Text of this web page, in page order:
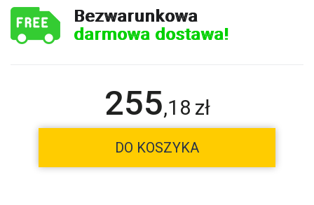
Bezwarunkowa
darmowa dostawa!
255,18 zł
DO KOSZYKA